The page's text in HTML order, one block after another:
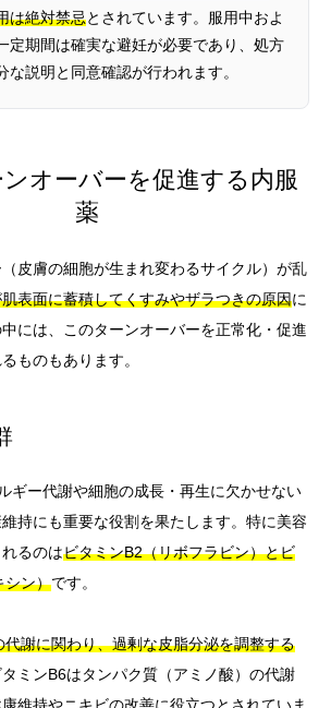
は絶対禁忌とされています。服用中およ
定期間は確実な避妊が必要であり、処方
な説明と同意確認が行われます。
オーバーを促進する内服
薬
皮膚の細胞が生まれ変わるサイクル）が乱
表面に蓄積してくすみやザラつきの原因に
には、このターンオーバーを正常化・促進
ものもあります。
ギー代謝や細胞の成長・再生に欠かせない
持にも重要な役割を果たします。特に美容
るのはビタミンB2（リボフラビン）とビ
シン）です。
謝に関わり、過剰な皮脂分泌を調整する
ミンB6はタンパク質（アミノ酸）の代謝